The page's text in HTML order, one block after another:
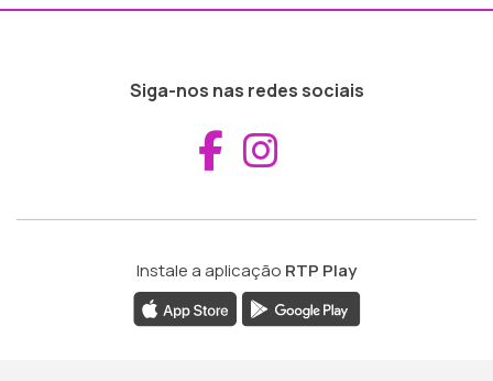
Siga-nos nas redes sociais
Aceder ao
Instale a aplicação RTP Play